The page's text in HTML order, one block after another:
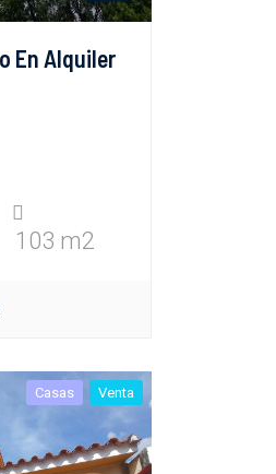
En Alquiler
103 m2
Casas Venta